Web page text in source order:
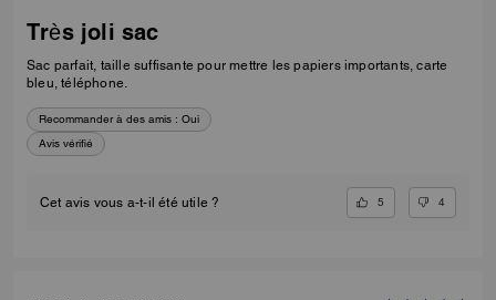
Très joli sac
Sac parfait, taille suffisante pour mettre les papiers importants, carte
bleu, téléphone.
Recommander à des amis : Oui
Avis vérifié
Cet avis vous a-t-il été utile ? 5 4